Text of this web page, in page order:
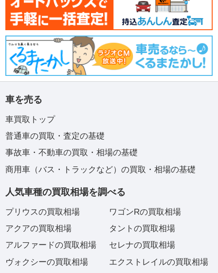
車を売る
車買取トップ
普通車の買取・査定の基礎
事故車・不動車の買取・相場の基礎
商用車（バス・トラックなど）の買取・相場の基礎
人気車種の買取相場を調べる
プリウスの買取相場
アクアの買取相場
アルファードの買取相場
ヴォクシーの買取相場
ワゴンRの買取相場
タントの買取相場
セレナの買取相場
エクストレイルの買取相場